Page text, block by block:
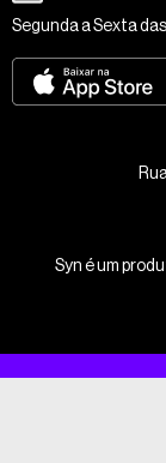
Syn é um
Segunda a Sexta